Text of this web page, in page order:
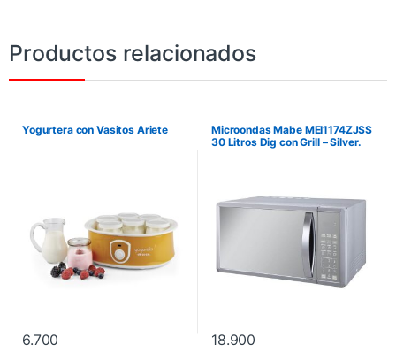
Productos relacionados
Yogurtera con Vasitos Ariete
6.700
Microondas Mabe MEI1174ZJSS
30 Litros Dig con Grill – Silver.
18.900